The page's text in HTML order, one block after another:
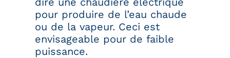
pour produire de l’eau chaude
ou de la vapeur. Ceci est
envisageable pour de faible
puissance.